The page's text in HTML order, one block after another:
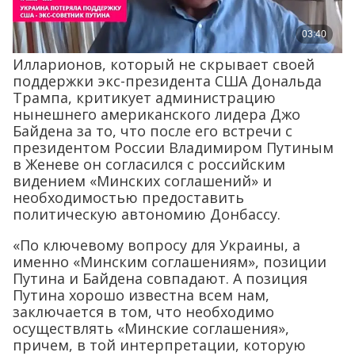
Илларионов, который не скрывает своей
поддержки экс-президента США Дональда
Трампа, критикует администрацию
нынешнего американского лидера Джо
Байдена за то, что после его встречи с
президентом России Владимиром Путиным
в Женеве он согласился с российским
видением «Минских соглашений» и
необходимостью предоставить
политическую автономию Донбассу.
«По ключевому вопросу для Украины, а
именно «Минским соглашениям», позиции
Путина и Байдена совпадают. А позиция
Путина хорошо известна всем нам,
заключается в том, что необходимо
осуществлять «Минские соглашения»,
причем, в той интерпретации, которую